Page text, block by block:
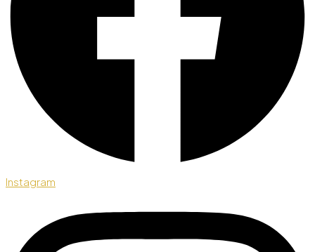
Instagram